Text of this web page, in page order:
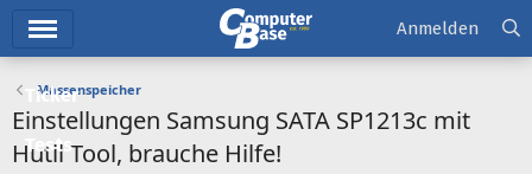
Ticker
Tests
Anmelden
Massenspeicher
Einstellungen Samsung SATA SP1213c mit
Hutil Tool, brauche Hilfe!